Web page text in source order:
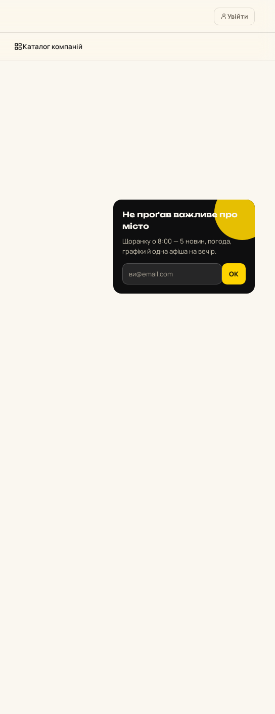
Увійти
Каталог компаній
Не проґав важливе про
місто
Щоранку о 8:00 — 5 новин, погода,
графіки й одна афіша на вечір.
OK